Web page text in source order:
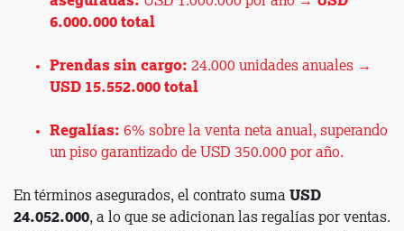
6.000.000 total
Prendas sin cargo: 24.000 unidades anuales →
USD 15.552.000 total
Regalías: 6% sobre la venta neta anual, superando
un piso garantizado de USD 350.000 por año.
En términos asegurados, el contrato suma USD
24.052.000, a lo que se adicionan las regalías por ventas.